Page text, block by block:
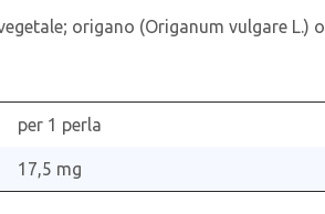
origano (Origanum vulgare L.)
per 1 perla
17,5 mg